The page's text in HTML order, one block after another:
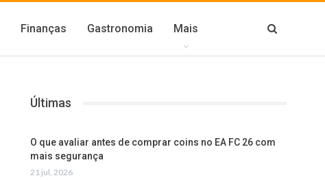
Finanças Gastronomia Mais
Últimas
O que avaliar antes de comprar coins no EA FC 26 com
mais segurança
21 jul, 2026